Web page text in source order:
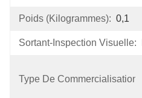
Poids (kilogrammes): 0,1
Sortant-Inspection Visuelle:
Type De Commercialisation: